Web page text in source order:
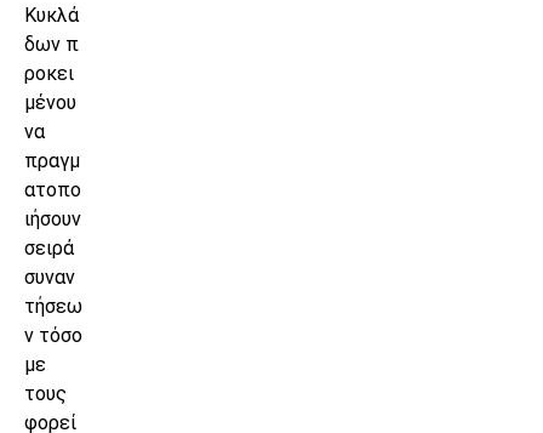
Κυκλά
δων π
ροκει
μένου
να
πραγμ
ατοπο
ιήσουν
σειρά
συναν
τήσεω
ν τόσο
με
τους
φορεί